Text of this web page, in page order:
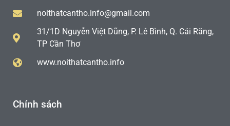
noithatcantho.info@gmail.com
31/1D Nguyễn Việt Dũng, P. Lê Bình, Q. Cái Răng,
TP Cần Thơ
www.noithatcantho.info
Chính sách